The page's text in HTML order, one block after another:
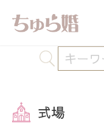
式場